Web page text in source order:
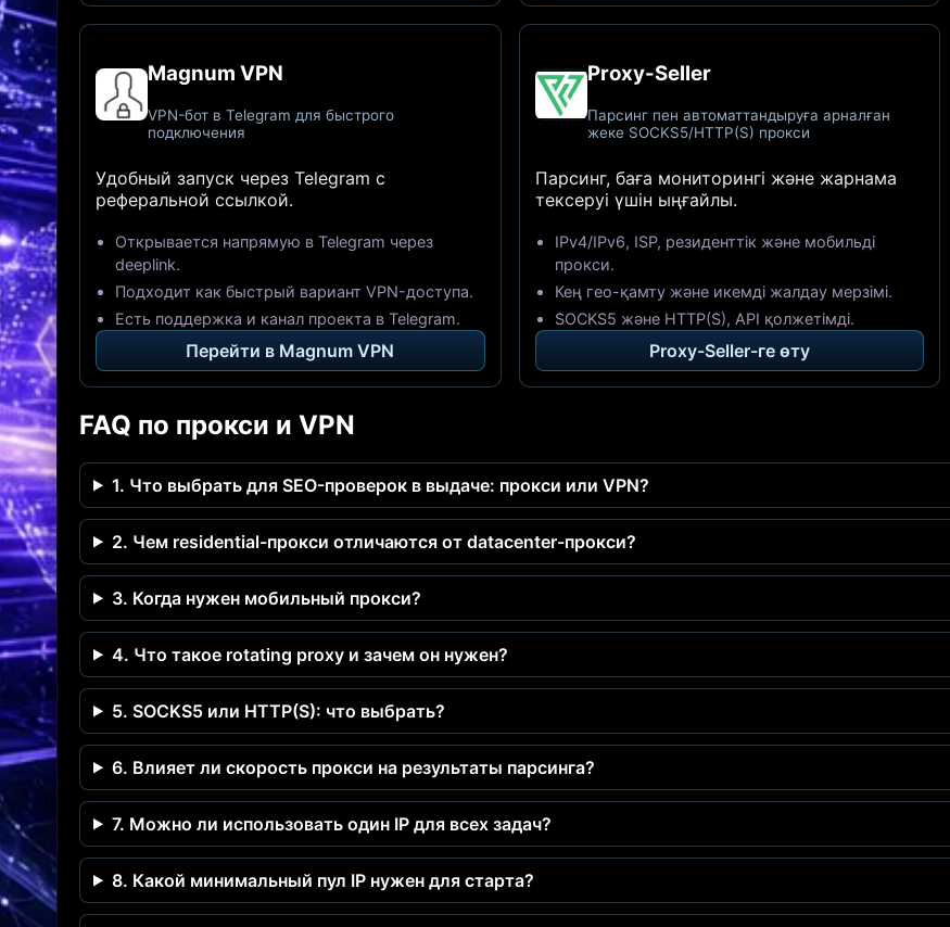
Magnum VPN
VPN-бот в Telegram для быстрого
подключения
Удобный запуск через Telegram с
реферальной ссылкой.
Открывается напрямую в Telegram через
deeplink.
Подходит как быстрый вариант VPN-доступа.
Есть поддержка и канал проекта в Telegram.
Перейти в Magnum VPN
Proxy-Seller
Парсинг пен автоматтандыруға арналған
жеке SOCKS5/HTTP(S) прокси
Парсинг, баға мониторингі және жарнама
тексеруі үшін ыңғайлы.
IPv4/IPv6, ISP, резиденттік және мобильді
прокси.
Кең гео-қамту және икемді жалдау мерзімі.
SOCKS5 және HTTP(S), API қолжетімді.
Proxy-Seller-ге өту
FAQ по прокси и VPN
1. Что выбрать для SEO-проверок в выдаче: прокси или VPN?
2. Чем residential-прокси отличаются от datacenter-прокси?
3. Когда нужен мобильный прокси?
4. Что такое rotating proxy и зачем он нужен?
5. SOCKS5 или HTTP(S): что выбрать?
6. Влияет ли скорость прокси на результаты парсинга?
7. Можно ли использовать один IP для всех задач?
8. Какой минимальный пул IP нужен для старта?